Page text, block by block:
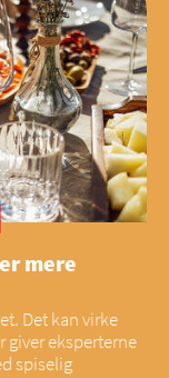
mere
Det kan virke
giver eksperterne
spiselig